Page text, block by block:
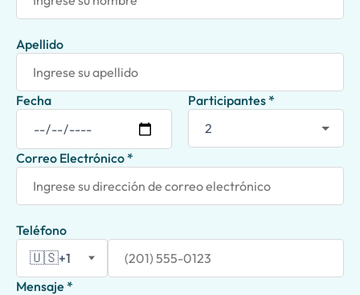
Apellido
Fecha Participantes *
Correo Electrónico *
Teléfono
🇺🇸+1
Mensaje *